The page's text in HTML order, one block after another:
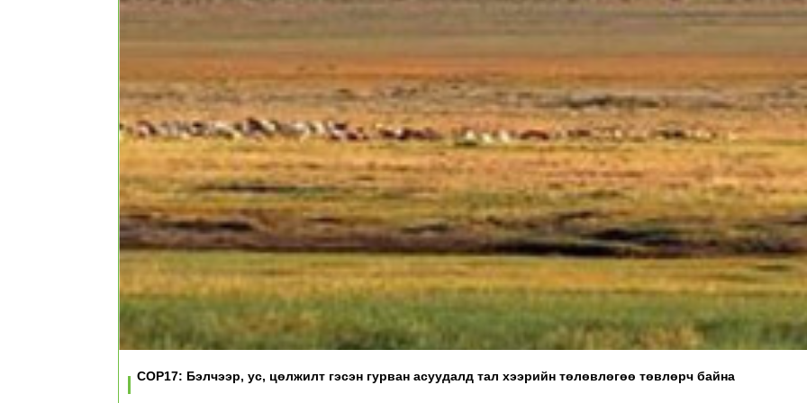
COP17: Бэлчээр, ус, цөлжилт гэсэн гурван асуудалд тал хээрийн төлөвлөгөө төвлөрч байна